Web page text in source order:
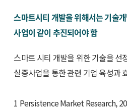
스마트시티 개발을 위해서는 기술
사업이 같이 추진되어야 함
스마트 시티 개발을 위한 기술을 선
실증사업을 통한 관련 기업 육성과
1 Persistence Market Research,